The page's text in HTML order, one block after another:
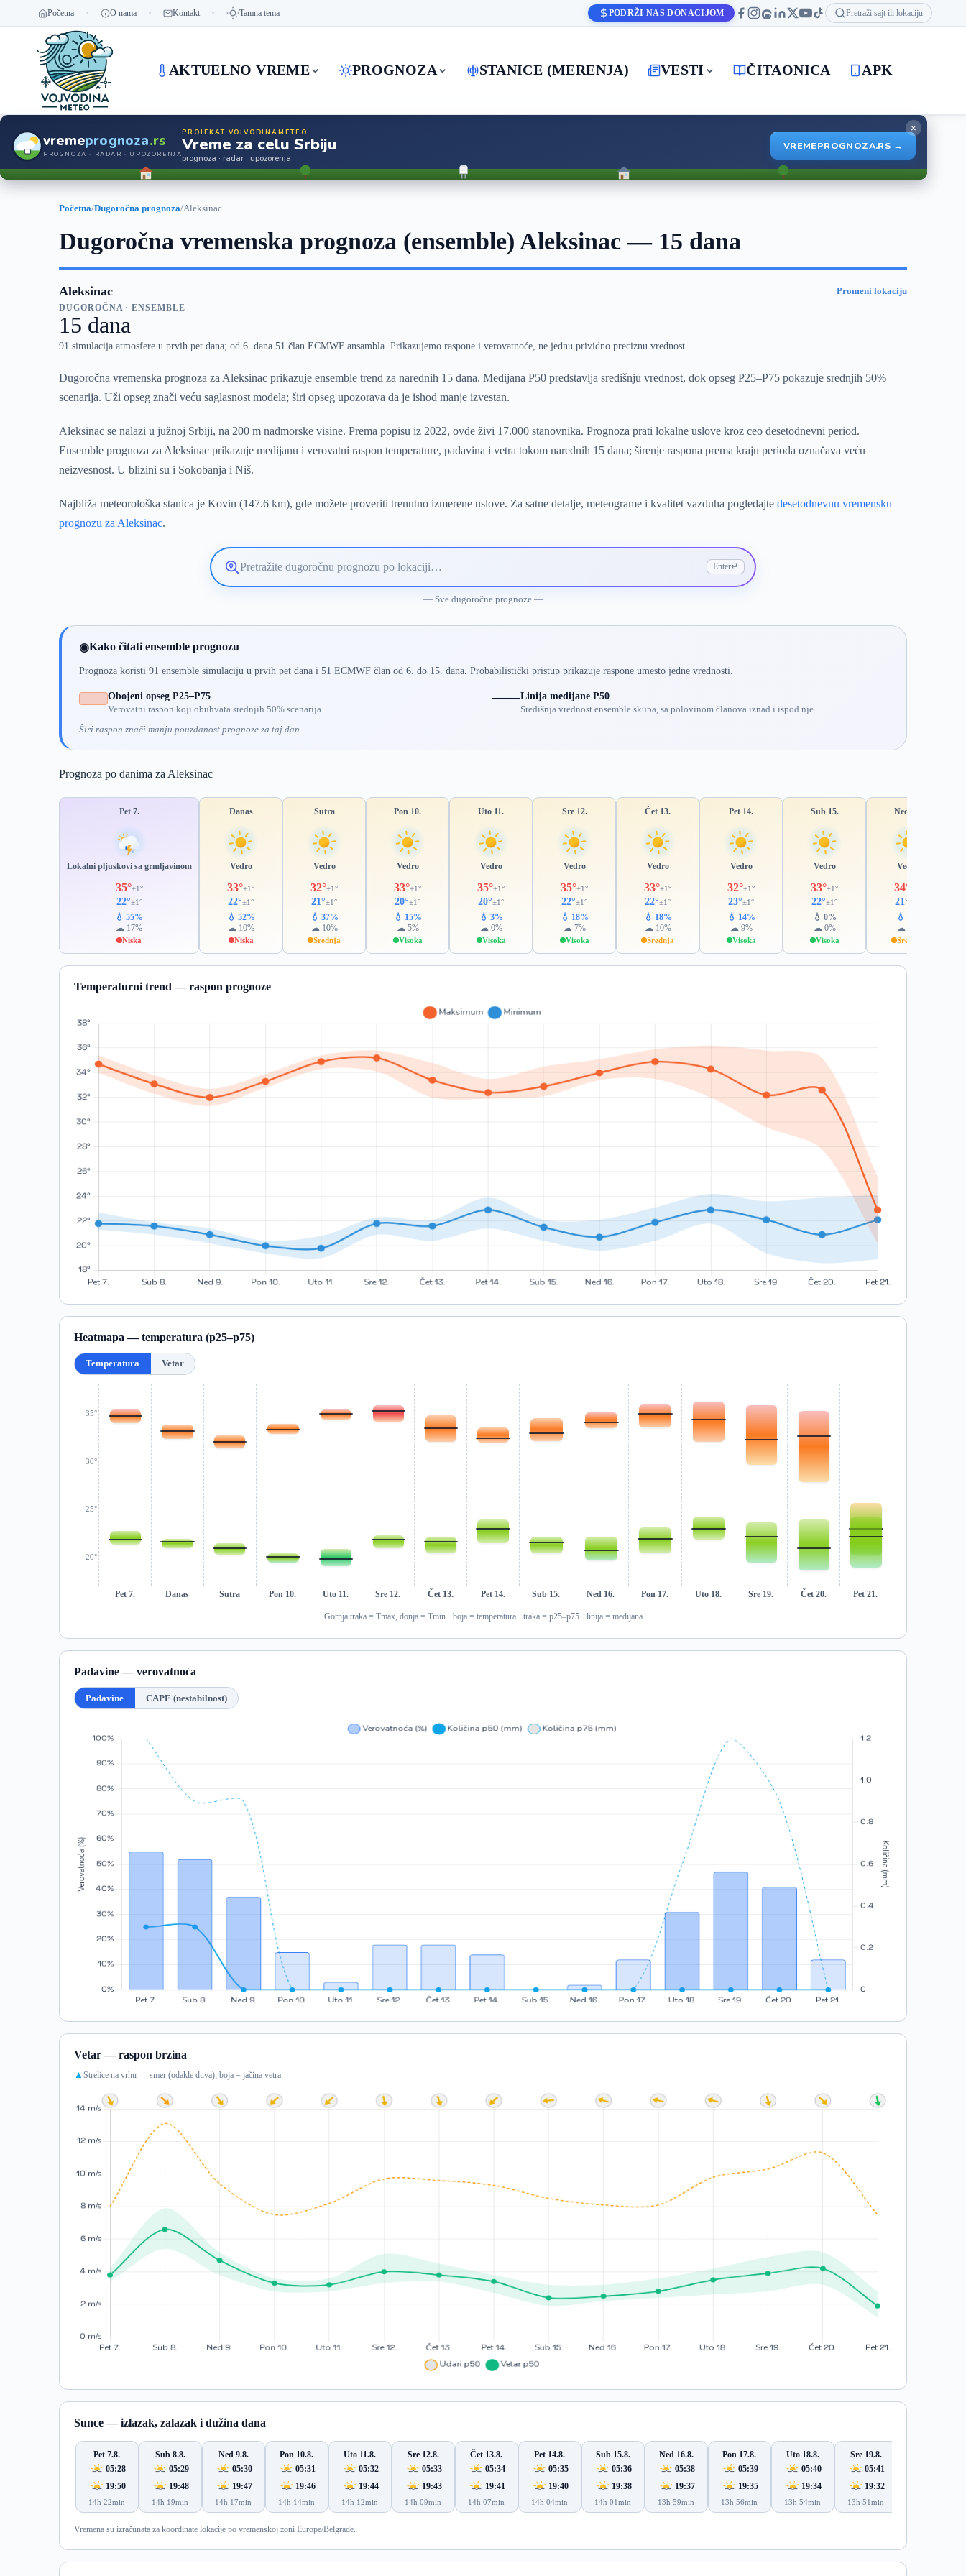
Početna O nama Kontakt Tamna tema PODRŽI NAS DONACIJOM Pretraži sajt ili lokaciju
AKTUELNO VREME PROGNOZA STANICE (MERENJA) VESTI ČITAONICA APK
vremeprognoza.rs
PROGNOZA · RADAR · UPOZORENJA
PROJEKAT VOJVODINAMETEO
Vreme za celu Srbiju
prognoza · radar · upozorenja
VREMEPROGNOZA.RS →
×
Početna/Dugoročna prognoza/Aleksinac
Dugoročna vremenska prognoza (ensemble) Aleksinac — 15 dana
Aleksinac Promeni lokaciju
DUGOROČNA · ENSEMBLE
15 dana
91 simulacija atmosfere u prvih pet dana; od 6. dana 51 član ECMWF ansambla. Prikazujemo raspone i verovatnoće, ne jednu prividno preciznu vrednost.
Dugoročna vremenska prognoza za Aleksinac prikazuje ensemble trend za narednih 15 dana. Medijana P50 predstavlja središnju vrednost, dok opseg P25–P75 pokazuje srednjih 50%
scenarija. Uži opseg znači veću saglasnost modela; širi opseg upozorava da je ishod manje izvestan.
Aleksinac se nalazi u južnoj Srbiji, na 200 m nadmorske visine. Prema popisu iz 2022, ovde živi 17.000 stanovnika. Prognoza prati lokalne uslove kroz ceo desetodnevni period.
Ensemble prognoza za Aleksinac prikazuje medijanu i verovatni raspon temperature, padavina i vetra tokom narednih 15 dana; širenje raspona prema kraju perioda označava veću
neizvesnost. U blizini su i Sokobanja i Niš.
Najbliža meteorološka stanica je Kovin (147.6 km), gde možete proveriti trenutno izmerene uslove. Za satne detalje, meteograme i kvalitet vazduha pogledajtedesetodnevnu vremensku
prognozu za Aleksinac.
Pretražite
lokaciju
Enter↵
— Sve dugoročne prognoze —
◉Kako čitati ensemble prognozu
Prognoza koristi 91 ensemble simulaciju u prvih pet dana i 51 ECMWF član od 6. do 15. dana. Probabilistički pristup prikazuje raspone umesto jedne vrednosti.
Obojeni opseg P25–P75
Verovatni raspon koji obuhvata srednjih 50% scenarija.
Linija medijane P50
Središnja vrednost ensemble skupa, sa polovinom članova iznad i ispod nje.
Širi raspon znači manju pouzdanost prognoze za taj dan.
Prognoza po danima za Aleksinac
Pet 7.
Lokalni pljuskovi sa grmljavinom
35°±1°
22°±1°
💧 55%
☁ 17%
Niska
Danas
Vedro
33°±1°
22°±1°
💧 52%
☁ 10%
Niska
Sutra
Vedro
32°±1°
21°±1°
💧 37%
☁ 10%
Srednja
Pon 10.
Vedro
33°±1°
20°±1°
💧 15%
☁ 5%
Visoka
Uto 11.
Vedro
35°±1°
20°±1°
💧 3%
☁ 0%
Visoka
Sre 12.
Vedro
35°±1°
22°±1°
💧 18%
☁ 7%
Visoka
Čet 13.
Vedro
33°±1°
22°±1°
💧 18%
☁ 10%
Srednja
Pet 14.
Vedro
32°±1°
23°±1°
💧 14%
☁ 9%
Visoka
Sub 15.
Vedro
33°±1°
22°±1°
💧 0%
☁ 0%
Visoka
Ned 16.
Vedro
34°
21°
💧 2%
☁ 1%
Srednja
Temperaturni trend — raspon prognoze
Heatmapa — temperatura (p25–p75)
Temperatura Vetar
20°
25°
30°
35°
Pet 7. Danas Sutra Pon 10. Uto 11. Sre 12. Čet 13. Pet 14. Sub 15. Ned 16. Pon 17. Uto 18. Sre 19. Čet 20. Pet 21.
Gornja traka = Tmax, donja = Tmin · boja = temperatura · traka = p25–p75 · linija = medijana
Padavine — verovatnoća
Padavine CAPE (nestabilnost)
Vetar — raspon brzina
▲Strelice na vrhu — smer (odakle duva); boja = jačina vetra
Sunce — izlazak, zalazak i dužina dana
Pet 7.8.
05:28
19:50
14h 22min
Sub 8.8.
05:29
19:48
14h 19min
Ned 9.8.
05:30
19:47
14h 17min
Pon 10.8.
05:31
19:46
14h 14min
Uto 11.8.
05:32
19:44
14h 12min
Sre 12.8.
05:33
19:43
14h 09min
Čet 13.8.
05:34
19:41
14h 07min
Pet 14.8.
05:35
19:40
14h 04min
Sub 15.8.
05:36
19:38
14h 01min
Ned 16.8.
05:38
19:37
13h 59min
Pon 17.8.
05:39
19:35
13h 56min
Uto 18.8.
05:40
19:34
13h 54min
Sre 19.8.
05:41
19:32
13h 51min
Vremena su izračunata za koordinate lokacije po vremenskoj zoni Europe/Belgrade.